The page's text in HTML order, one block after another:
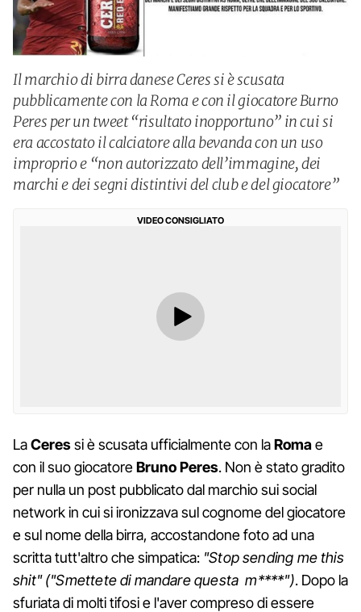
Il marchio di birra danese Ceres si è scusata
pubblicamente con la Roma e con il giocatore Burno
Peres per un tweet “risultato inopportuno” in cui si
era accostato il calciatore alla bevanda con un uso
improprio e “non autorizzato dell’immagine, dei
marchi e dei segni distintivi del club e del giocatore”
VIDEO CONSIGLIATO
LaCeressi è scusata ufficialmente con laRomae
con il suo giocatoreBruno Peres. Non è stato gradito
per nulla un post pubblicato dal marchio sui social
network in cui si ironizzava sul cognome del giocatore
e sul nome della birra, accostandone foto ad una
scritta tutt'altro che simpatica: "Stop sending me this
shit" ("Smettete di mandare questa m****"). Dopo la
sfuriata di molti tifosi e l'aver compreso di essere